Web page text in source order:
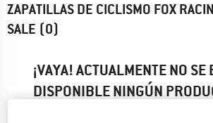
ZAPATILLAS DE CICLISMO FOX
SALE (0)
¡VAYA! ACTUALMENTE NO SE
DISPONIBLE NINGÚN